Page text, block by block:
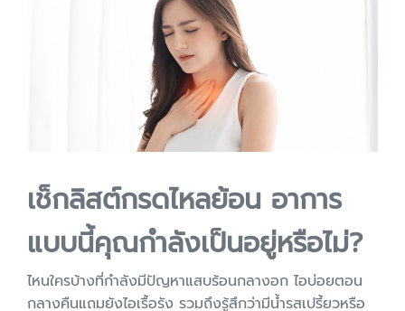
เช็กลิสต์กรดไหลย้อน อาการ
แบบนี้คุณกำลังเป็นอยู่หรือไม่?
ไหนใครบ้างที่กำลังมีปัญหาแสบร้อนกลางอก ไอบ่อยตอน
กลางคืนแถมยังไอเรื้อรัง รวมถึงรู้สึกว่ามีน้ำรสเปรี้ยวหรือ